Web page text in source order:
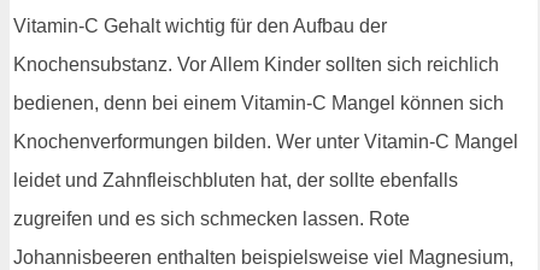
Vitamin-C Gehalt wichtig für den Aufbau der
Knochensubstanz. Vor Allem Kinder sollten sich reichlich
bedienen, denn bei einem Vitamin-C Mangel können sich
Knochenverformungen bilden. Wer unter Vitamin-C Mangel
leidet und Zahnfleischbluten hat, der sollte ebenfalls
zugreifen und es sich schmecken lassen. Rote
Johannisbeeren enthalten beispielsweise viel Magnesium,